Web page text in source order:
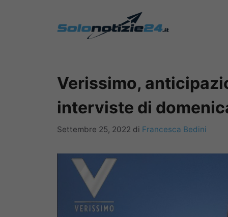
Verissimo,
interviste di
Settembre 25, 2022 di Francesca Bedini